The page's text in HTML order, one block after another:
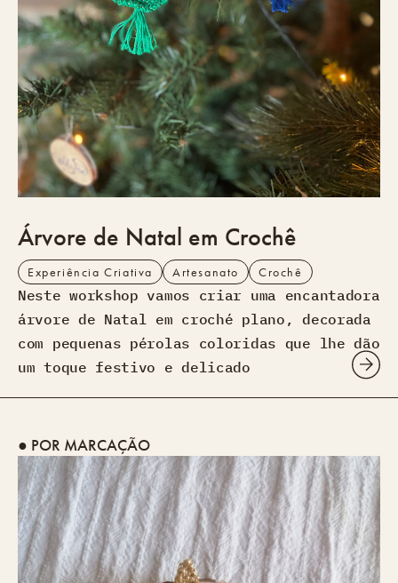
Árvore de Natal em Crochê
Experiência Criativa Artesanato Crochê
Neste workshop vamos criar uma encantadora
árvore de Natal em croché plano, decorada
com pequenas pérolas coloridas que lhe dão
um toque festivo e delicado
● POR MARCAÇÃO